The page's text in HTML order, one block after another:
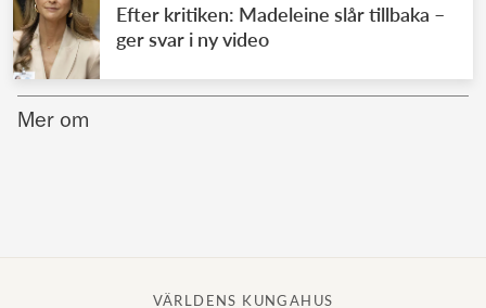
Marockanska kungahuset
Efter kritiken: Madeleine slår tillbaka –
ger svar i ny video
Mer om
VÄRLDENS KUNGAHUS